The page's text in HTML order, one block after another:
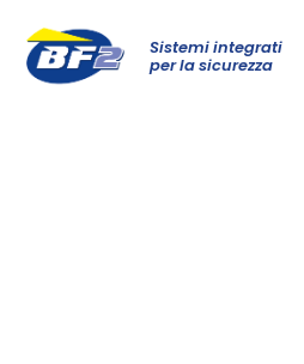
Sistemi integrati
per la sicurezza